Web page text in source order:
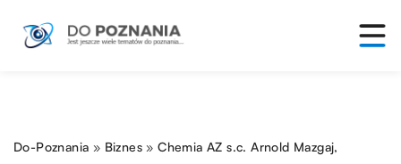
Do-Poznania » Biznes »Chemia AZ s.c. Arnold Mazgaj,